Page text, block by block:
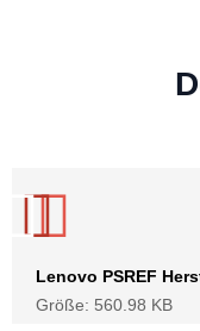
Lenovo PSREF
Größe: 560.98 KB